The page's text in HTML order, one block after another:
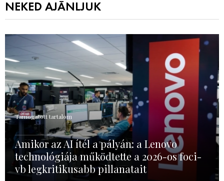
NEKED AJÁNLJUK
Támogatott tartalom
Amikor az AI ítél a pályán: a Lenovo
technológiája működtette a 2026-os foci-
vb legkritikusabb pillanatait